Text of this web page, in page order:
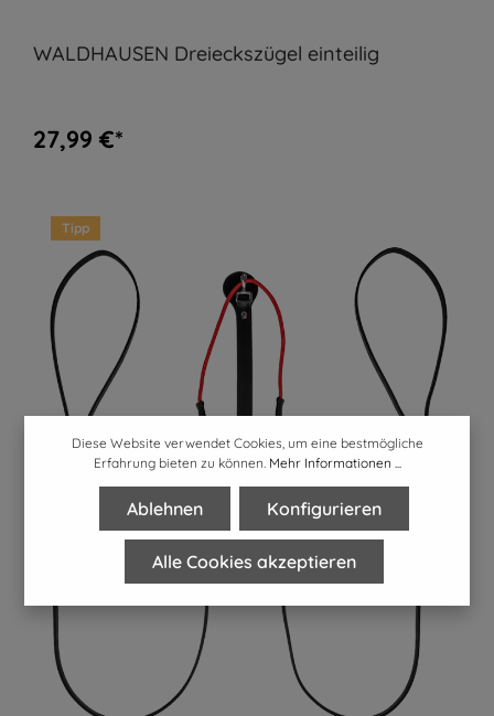
WALDHAUSEN Dreieckszügel einteilig
27,99 €*
Tipp
Diese Website verwendet Cookies, um eine bestmögliche
Erfahrung bieten zu können. Mehr Informationen ...
Ablehnen Konfigurieren
Alle Cookies akzeptieren